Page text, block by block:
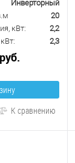
Инверторный
20
кВт:
2,2
2,3
К сравнению